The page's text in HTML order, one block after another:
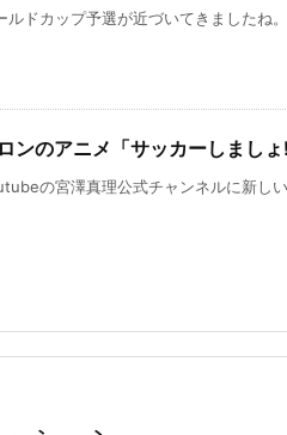
ルドカップ予選が近づいてきましたね
ンのアニメ「サッカーしまし
の宮澤真理公式チャンネルに新し